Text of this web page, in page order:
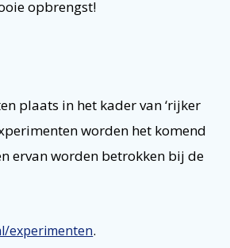
opbrengst!
plaats in het kader van ‘rijker
worden het komend
ervan worden betrokken bij de
experimenten.